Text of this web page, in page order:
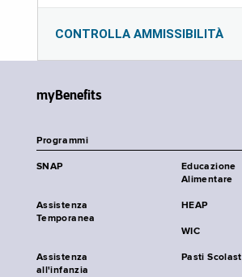
CONTROLLA AMMISSIBILITÀ
myBenefits
Programmi
SNAP
Educazione
Alimentare
Assistenza
Temporanea
HEAP
WIC
Assistenza
all'infanzia
Pasti